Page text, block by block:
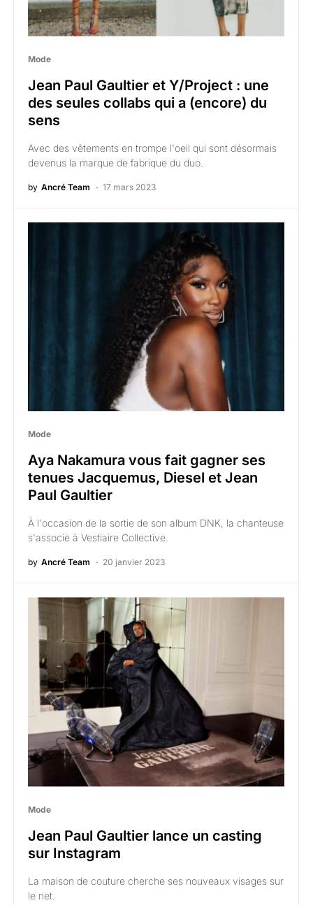
Mode
Jean Paul Gaultier et Y/Project : une
des seules collabs qui a (encore) du
sens
Avec des vêtements en trompe l'oeil qui sont désormais
devenus la marque de fabrique du duo.
by Ancré Team 17 mars 2023
Mode
Aya Nakamura vous fait gagner ses
tenues Jacquemus, Diesel et Jean
Paul Gaultier
À l'occasion de la sortie de son album DNK, la chanteuse
s'associe à Vestiaire Collective.
by Ancré Team 20 janvier 2023
Mode
Jean Paul Gaultier lance un casting
sur Instagram
La maison de couture cherche ses nouveaux visages sur
le net.